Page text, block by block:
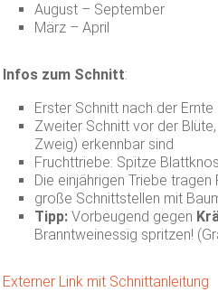
August – September
März – April
Infos zum Schnitt:
Erster Schnitt nach der Ernte
Zweiter Schnitt vor der
Zweig) erkennbar sind
Fruchttriebe: Spitze
Die einjährigen Triebe tragen
große Schnittstellen mit
Tipp: Vorbeugend gegen
Branntweinessig spritzen!
Externer Link mit Schnittanleitung